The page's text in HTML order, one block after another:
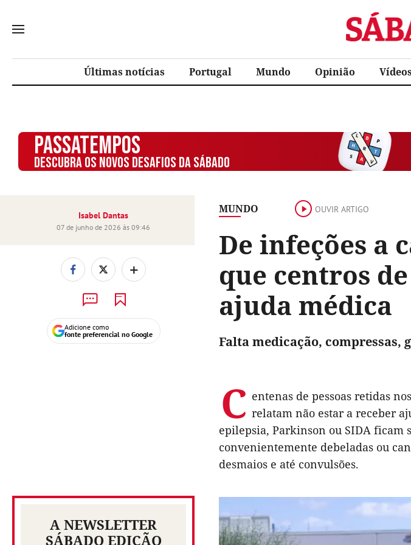
Sábado
Últimas notícias Portugal Mundo Opinião Vídeos
PASSATEMPOS
DESCUBRA OS NOVOS DESAFIOS DA SÁBADO
MUNDO OUVIR ARTIGO
De infeções a
que centros
ajuda médica
Isabel Dantas
07 de junho de 2026 às 09:46
+
Adicione como
fonte preferencial no Google
A NEWSLETTER
SÁBADO EDIÇÃO
Falta medicação, compressas,
C entenas de pessoas retidas
relatam não estar a receber
epilepsia, Parkinson ou SIDA ficam
convenientemente debeladas ou
desmaios e até convulsões.